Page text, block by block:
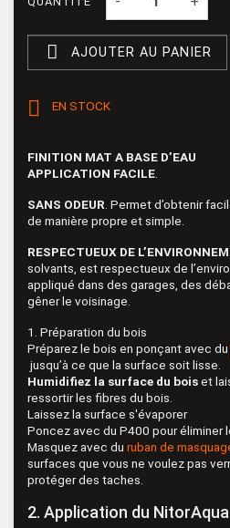
 AJOUTER AU PANIER
 EN STOCK
FINITION MAT A BASE D’EAU
APPLICATION FACILE
SANS ODEUR . Permet d’obtenir
de manière propre et simple.
RESPECTUEUX DE
solvants, est respectueux de
appliqué dans des garages, des
gêner le voisinage.
1. Préparation du bois
Préparez le bois en ponçant avec du
jusqu’à ce que la surface soit lisse.
Humidifiez la surface du boiset
ressortir les fibres du bois.
Laissez la surface s'évaporer
Poncez avec du P400 pour éliminer
Masquez avec du ruban de
surfaces que vous ne voulez pas
protéger des taches.
2. Application du